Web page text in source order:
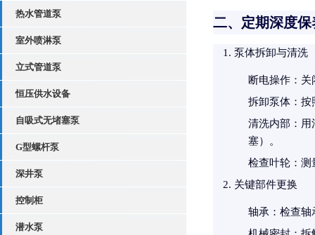
热水管道泵
室外喷淋泵
立式管道泵
恒压供水设备
自吸式无堵塞泵
G型螺杆泵
深井泵
控制柜
潜水泵
二、定期深度
泵体拆卸与清洗
断电操作 ：
拆卸泵体 ：
清洗内部 ：
塞）。
检查叶轮 ：
关键部件更换
轴承 ：检查